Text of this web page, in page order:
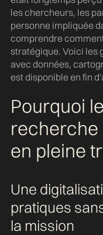
les chercheurs, les
personne impliquée
comprendre
stratégique. Voici les
avec données,
est disponible en fin
Pourquoi
recherche
en pleine
Une
pratiques
la mission